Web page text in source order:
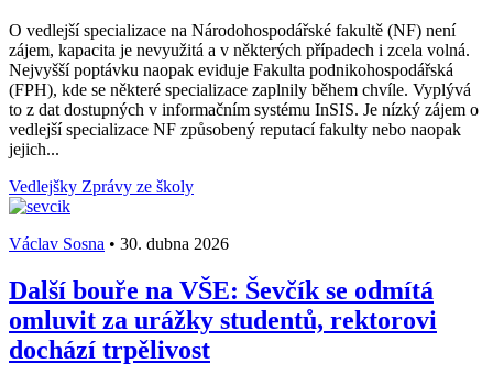
O vedlejší specializace na Národohospodářské fakultě (NF) není
zájem, kapacita je nevyužitá a v některých případech i zcela volná.
Nejvyšší poptávku naopak eviduje Fakulta podnikohospodářská
(FPH), kde se některé specializace zaplnily během chvíle. Vyplývá
to z dat dostupných v informačním systému InSIS. Je nízký zájem o
vedlejší specializace NF způsobený reputací fakulty nebo naopak
jejich...
Vedlejšky Zprávy ze školy
Václav Sosna • 30. dubna 2026
Další bouře na VŠE: Ševčík se odmítá
omluvit za urážky studentů, rektorovi
dochází trpělivost